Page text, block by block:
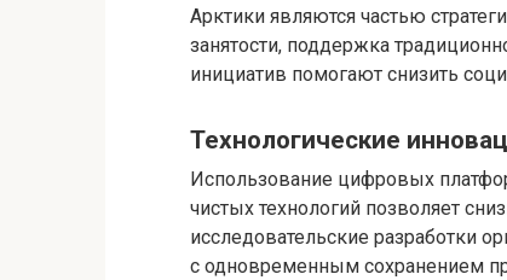
Арктики являются частью
занятости, поддержка
инициатив помогают снизить
Технологические
Использование цифровых
чистых технологий позволяет
исследовательские разработки
с одновременным сохранением